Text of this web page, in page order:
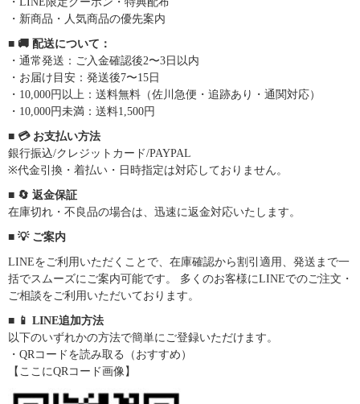
・新商品・人気商品の優先案内
■ 🚚 配送について：
・通常発送：ご入金確認後2〜3日以内
・お届け目安：発送後7〜15日
・10,000円以上：送料無料（佐川急便・追跡あり・通関対応）
・10,000円未満：送料1,500円
■ 💳 お支払い方法
銀行振込/クレジットカード/PAYPAL
※代金引換・着払い・日時指定は対応しておりません。
■ 🔄 返金保証
在庫切れ・不良品の場合は、迅速に返金対応いたします。
■ 💡 ご案内
LINEをご利用いただくことで、在庫確認から割引適用、発送まで一
括でスムーズにご案内可能です。 多くのお客様にLINEでのご注文・
ご相談をご利用いただいております。
■ 📱 LINE追加方法
以下のいずれかの方法で簡単にご登録いただけます。
・QRコードを読み取る（おすすめ）
【ここにQRコード画像】